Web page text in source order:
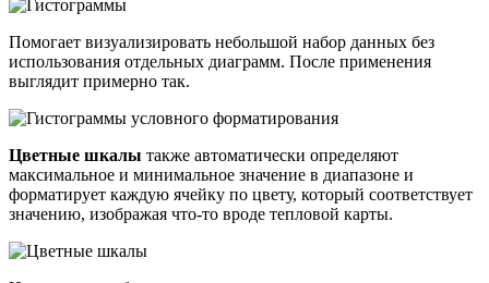
Помогает визуализировать небольшой набор данных без
использования отдельных диаграмм. После применения
выглядит примерно так.
Цветные шкалы также автоматически определяют
максимальное и минимальное значение в диапазоне и
форматирует каждую ячейку по цвету, который соответствует
значению, изображая что-то вроде тепловой карты.